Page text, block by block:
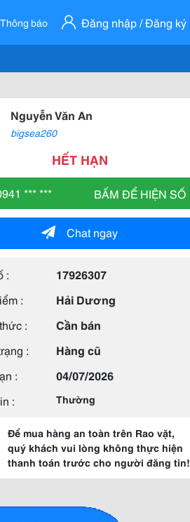
Thông báo Đăng nhập / Đăng ký
Nguyễn Văn An
bigsea260
HẾT HẠN
*** *** BẤM ĐỂ HIỆN SỐ
Chat ngay
:
17926307
:
Hải Dương
:
Cần bán
:
Hàng cũ
:
04/07/2026
:
Thường
Để mua hàng an toàn trên Rao vặt,
quý khách vui lòng không thực hiện
thanh toán trước cho người đăng tin!